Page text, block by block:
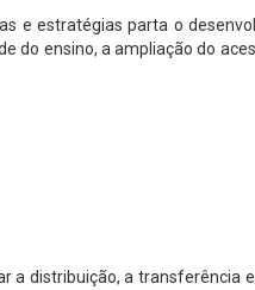
e estratégias parta o
do ensino, a ampliação do
a distribuição, a transferência